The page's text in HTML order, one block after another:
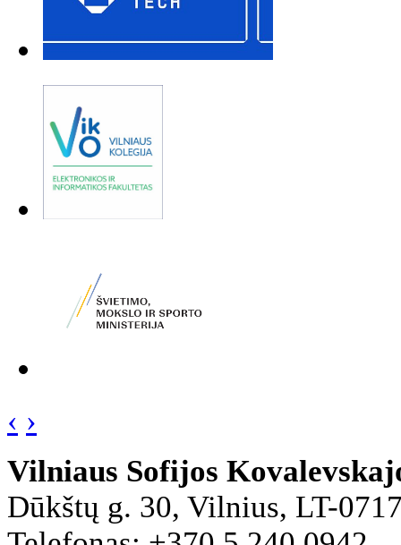
‹ ›
Vilniaus Sofijos
Dūkštų g. 30, Vilnius, LT-